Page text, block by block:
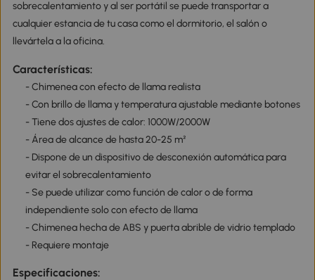
sobrecalentamiento y al ser portátil se puede transportar a
cualquier estancia de tu casa como el dormitorio, el salón o
llevártela a la oficina.
Características:
- Chimenea con efecto de llama realista
- Con brillo de llama y temperatura ajustable mediante botones
- Tiene dos ajustes de calor: 1000W/2000W
- Área de alcance de hasta 20-25 m²
- Dispone de un dispositivo de desconexión automática para
evitar el sobrecalentamiento
- Se puede utilizar como función de calor o de forma
independiente solo con efecto de llama
- Chimenea hecha de ABS y puerta abrible de vidrio templado
- Requiere montaje
Especificaciones: